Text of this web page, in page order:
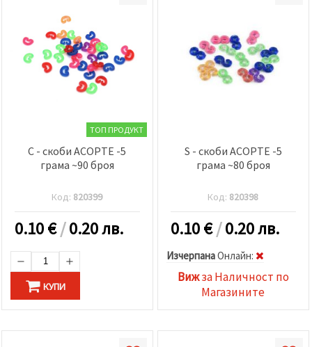
съгласиш
използваме
или да
посочиш
предпочитанията
"Настройки",
избереш
дадения
вид
и кликнеш
бутона
"Запази"
всички
ТОП ПРОДУКТ
C - скоби АСОРТЕ -5
грама ~90 броя
Код: 820399
0.10€/0.20 лв.
КУПИ
S - скоби АСОРТЕ -5
грама ~80 броя
Код: 820398
0.10€/0.20 лв.
ИзчерпанаOнлайн:
Вижза Наличност по
Магазините